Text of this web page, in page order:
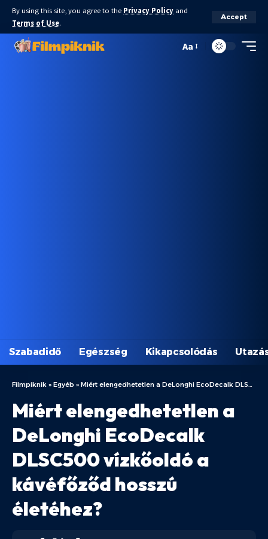
By using this site, you agree to the Privacy Policy and
Terms of Use.
Accept
Aa
Szabadidő Egészség Kikapcsolódás
Filmpiknik » Egyéb » Miért elengedhetetlen a DeLonghi EcoDecalk DLSC500 vízkőoldó a kávéfőződ hosszú életéhez?
Miért elengedhetetlen a
DeLonghi EcoDecalk
DLSC500 vízkőoldó a
kávéfőződ hosszú
életéhez?